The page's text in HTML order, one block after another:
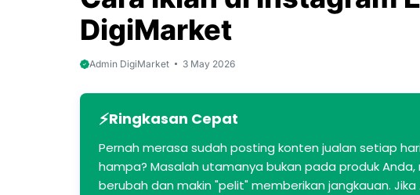
DigiMarket
Admin DigiMarket 3 May 2026
Ringkasan Cepat
Pernah merasa sudah posting konten jualan setiap
hampa? Masalah utamanya bukan pada produk
berubah dan makin "pelit" memberikan jangkauan.